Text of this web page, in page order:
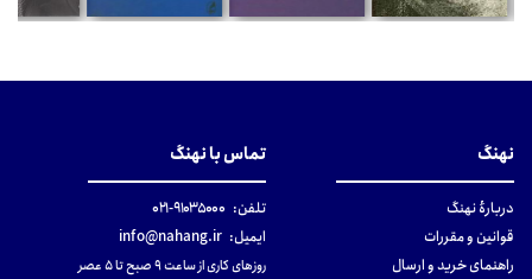
نهنگ
دربارهٔ نهنگ
قوانین و مقررات
راهنمای خرید و ارسال
تماس با نهنگ
تلفن: ۹۱۰۳۵۰۰۰-۰۲۱
ایمیل: info@nahang.ir
روزهای کاری از ساعت ۹ صبح تا ۵ عصر